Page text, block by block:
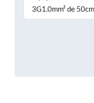
3G1.0mm² de 50cm